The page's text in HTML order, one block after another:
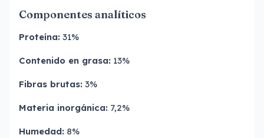
Componentes analíticos
Proteína: 31%
Contenido en grasa: 13%
Fibras brutas: 3%
Materia inorgánica: 7,2%
Humedad: 8%